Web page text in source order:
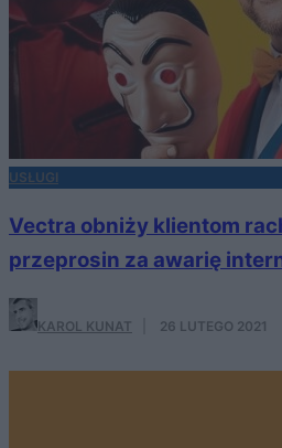
USŁUGI
Vectra obniży klientom
przeprosin za awarię
KAROL KUNAT 26 LUTEGO 2021